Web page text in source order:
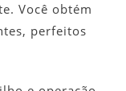
Você obtém
perfeitos